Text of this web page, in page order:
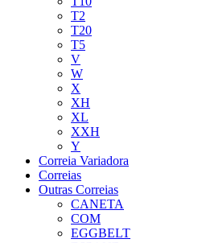
T2
T20
T5
V
W
X
XH
XL
XXH
Y
Correia Variadora
Correias
Outras Correias
CANETA
COM
EGGBELT